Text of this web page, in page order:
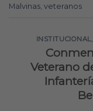
Malvinas, veteranos
INSTITUCIONAL
Veterano